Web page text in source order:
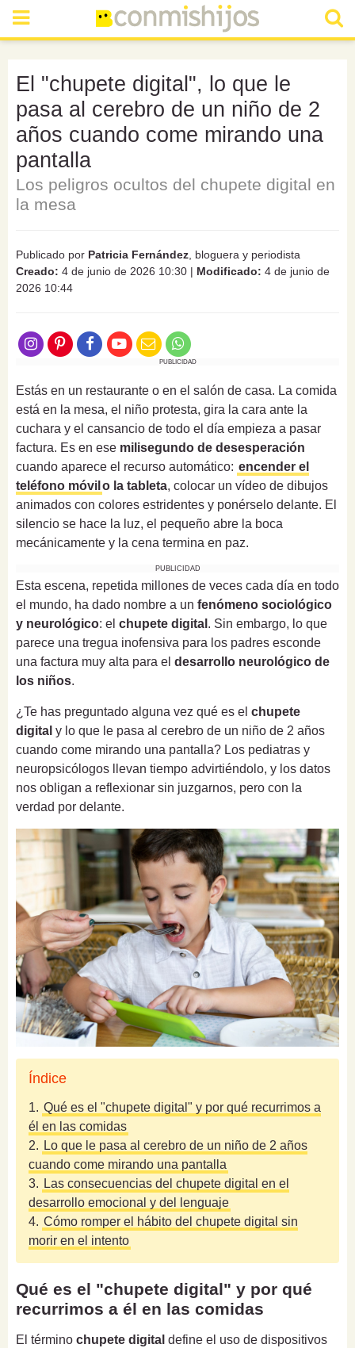
El "chupete digital", lo que le
pasa al cerebro de un niño de 2
años cuando come mirando una
pantalla
Los peligros ocultos del chupete digital en
la mesa
Publicado por Patricia Fernández , bloguera y periodista
Creado: 4 de junio de 2026 10:30 | Modificado: 4 de junio de
2026 10:44
PUBLICIDAD
Estás en un restaurante o en el salón de casa. La comida
está en la mesa, el niño protesta, gira la cara ante la
cuchara y el cansancio de todo el día empieza a pasar
factura. Es en ese milisegundo de desesperación
cuando aparece el recurso automático: encender el
teléfono móvil o la tableta, colocar un vídeo de dibujos
animados con colores estridentes y ponérselo delante. El
silencio se hace la luz, el pequeño abre la boca
mecánicamente y la cena termina en paz.
PUBLICIDAD
Esta escena, repetida millones de veces cada día en todo
el mundo, ha dado nombre a un fenómeno sociológico
y neurológico: el chupete digital . Sin embargo, lo que
parece una tregua inofensiva para los padres esconde
una factura muy alta para el desarrollo neurológico de
los niños.
¿Te has preguntado alguna vez qué es el chupete
digital y lo que le pasa al cerebro de un niño de 2 años
cuando come mirando una pantalla? Los pediatras y
neuropsicólogos llevan tiempo advirtiéndolo, y los datos
nos obligan a reflexionar sin juzgarnos, pero con la
verdad por delante.
Índice
1. Qué es el "chupete digital" y por qué recurrimos a
él en las comidas
2. Lo que le pasa al cerebro de un niño de 2 años
cuando come mirando una pantalla
3. Las consecuencias del chupete digital en el
desarrollo emocional y del lenguaje
4. Cómo romper el hábito del chupete digital sin
morir en el intento
Qué es el "chupete digital" y por qué
recurrimos a él en las comidas
El término chupete digital define el uso de dispositivos